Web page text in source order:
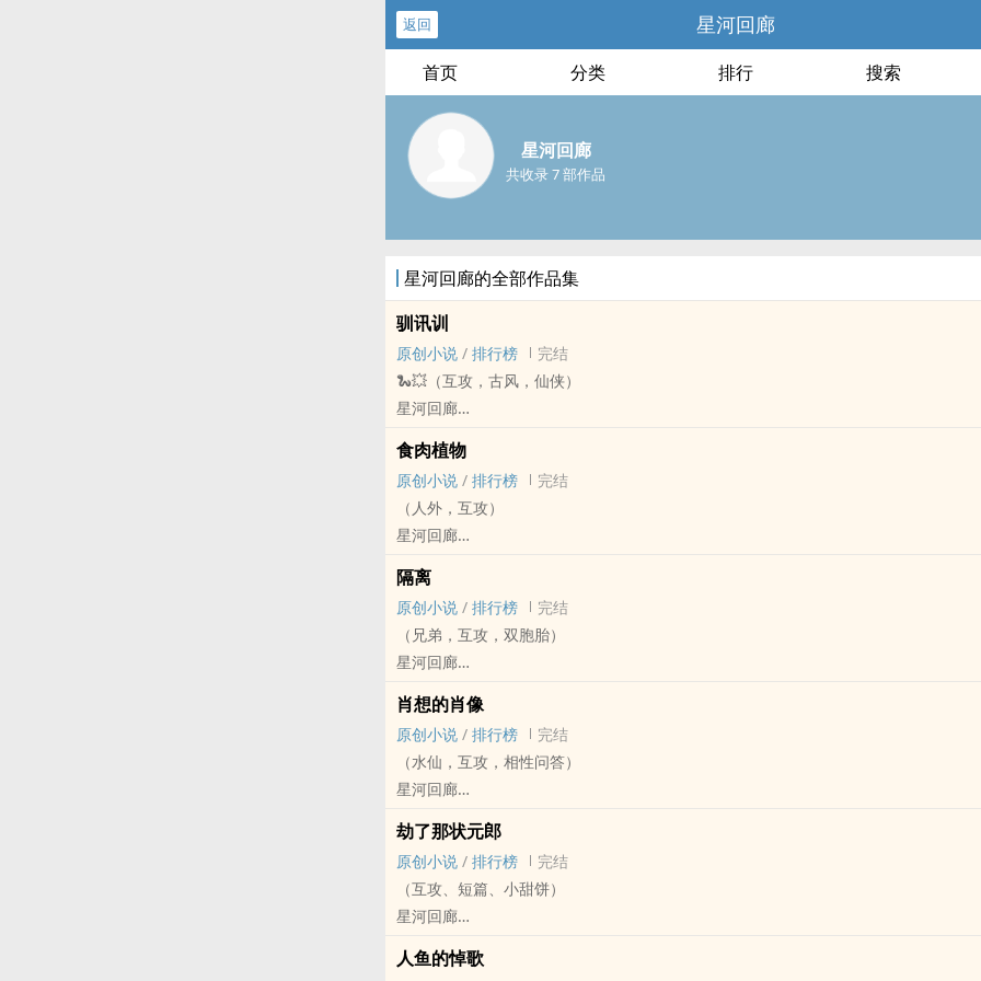
返回 星河回廊
首页 分类 排行 搜索
星河回廊
共收录 7 部作品
星河回廊的全部作品集
驯讯训
原创小说 / 排行榜
完结
🐍💥（互攻，古风，仙侠）
星河回廊
HE - 仙侠 - 互攻 - ‎‍‍人‍‎兽‍
对妈妈犯了错。
对师兄也犯了错。
互攻，群像，纯爱，1v1，仙侠
雷点/XP注意：‎‍‍人‍‎兽‍
（标签打了一堆，正文倒是短小🌚）
活动贴指路链接：「蛇年互攻活动」
食肉植物
原创小说 / 排行榜
完结
（人外，互攻）
星河回廊
原创小说 - BL - 短篇 - 完结
OE - 第三人称 - 1v1 - 触手
荤素均衡
【全文已完结】
文案：
动物与植物的差别在哪里？动物与植物间的捕食关系又如何？人会杀狼，狼会吃羊，
大多都在自然界食物链的最底端，它们安静、呆滞、弱小；被破坏、被践踏、被吞食
等级的身体构造与聪明的大脑拥有对植物绝对的碾压力量。
它们是动物，它们吃植物。
安静的捕食者悄悄进化出坚韧的枝蔓，进化出尖锐的倒刺，还有散发芬芳的致命花蜜。
娇嫩艳丽的花朵会藏起可怕的凶器，无知无觉的猎物轻轻踏入领地。
人畜无害的绿色植物当然不会有什幺威胁不是吗，目之所及的倒刺？蔷薇也有倒刺，
尖，溢出微不足道的一点鲜红血滴，而蔷薇依然美丽。
而它依然美丽。
它只是捕食自己的猎物而已。
隔离
原创小说 / 排行榜
完结
（兄弟，互攻，双胞胎）
星河回廊
小甜饼 - 骨科 - 互攻 - 荤素均衡
中篇
【全文已完结】
他们是双胞胎，是兄弟。
他们如此相像，仿佛是世界上另一个自己。
他们是兄弟，是双胞胎。
是彼此最亲密的人。
隔离世界。
＊＊＊
肖想的肖像
原创小说 / 排行榜
完结
（水仙，互攻，相性问答）
星河回廊
OE - 水仙 - 互攻 - 肉渣
【全文已完结】
文案：
肖想为自己画了幅肖像。
某天，这幅画动了起来。
劫了那状元郎
原创小说 / 排行榜
完结
（互攻、短篇、小甜饼）
星河回廊
小甜饼 - 暗恋 - 青梅竹马 - 互攻
人鱼的悼歌